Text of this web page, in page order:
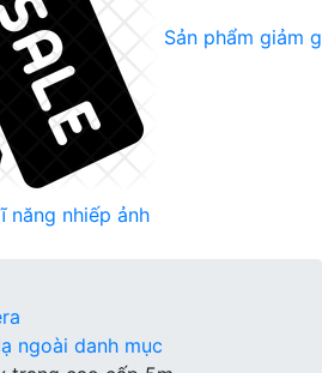
Sản phẩm giảm
năng nhiếp ảnh
ngoài danh mục